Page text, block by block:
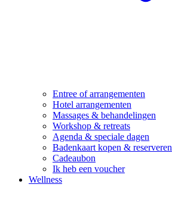
Entree of arrangementen
Hotel arrangementen
Massages & behandelingen
Workshop & retreats
Agenda & speciale dagen
Badenkaart kopen & reserveren
Cadeaubon
Ik heb een voucher
Wellness